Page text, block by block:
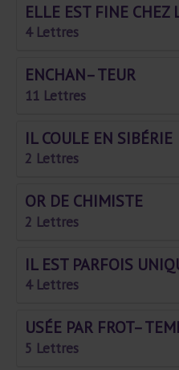
ELLE EST FINE CHEZ
4 Lettres
ENCHAN– TEUR
11 Lettres
IL COULE EN SIBÉRIE
2 Lettres
OR DE CHIMISTE
2 Lettres
IL EST PARFOIS
4 Lettres
USÉE PAR FROT–
5 Lettres